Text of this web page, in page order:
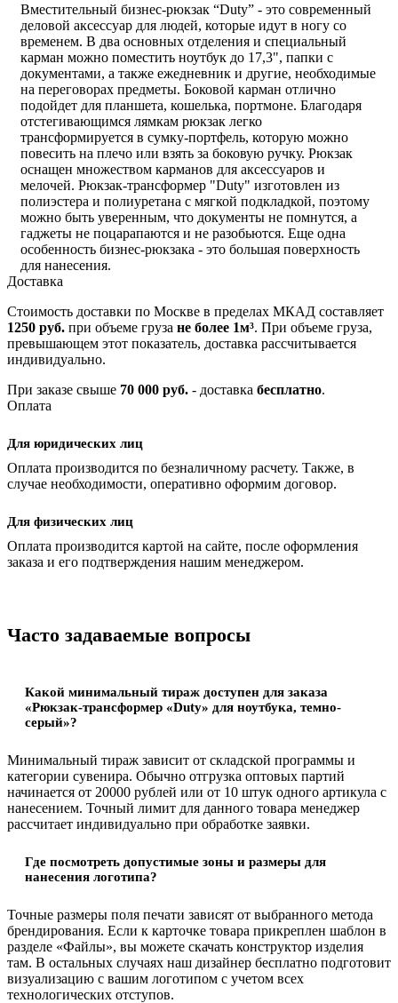
Вместительный бизнес-рюкзак “Duty” - это современный
деловой аксессуар для людей, которые идут в ногу со
временем. В два основных отделения и специальный
карман можно поместить ноутбук до 17,3", папки с
документами, а также ежедневник и другие, необходимые
на переговорах предметы. Боковой карман отлично
подойдет для планшета, кошелька, портмоне. Благодаря
отстегивающимся лямкам рюкзак легко
трансформируется в сумку-портфель, которую можно
повесить на плечо или взять за боковую ручку. Рюкзак
оснащен множеством карманов для аксессуаров и
мелочей. Рюкзак-трансформер "Duty" изготовлен из
полиэстера и полиуретана с мягкой подкладкой, поэтому
можно быть уверенным, что документы не помнутся, а
гаджеты не поцарапаются и не разобьются. Еще одна
особенность бизнес-рюкзака - это большая поверхность
для нанесения.
Доставка
Стоимость доставки по Москве в пределах МКАД составляет
1250 руб. при объеме груза не более 1м³. При объеме груза,
превышающем этот показатель, доставка рассчитывается
индивидуально.
При заказе свыше 70 000 руб. - доставка бесплатно.
Оплата
Для юридических лиц
Оплата производится по безналичному расчету. Также, в
случае необходимости, оперативно оформим договор.
Для физических лиц
Оплата производится картой на сайте, после оформления
заказа и его подтверждения нашим менеджером.
Часто задаваемые вопросы
Какой минимальный тираж доступен для заказа
«Рюкзак-трансформер «Duty» для ноутбука, темно-
серый»?
Минимальный тираж зависит от складской программы и
категории сувенира. Обычно отгрузка оптовых партий
начинается от 20000 рублей или от 10 штук одного артикула с
нанесением. Точный лимит для данного товара менеджер
рассчитает индивидуально при обработке заявки.
Где посмотреть допустимые зоны и размеры для
нанесения логотипа?
Точные размеры поля печати зависят от выбранного метода
брендирования. Если к карточке товара прикреплен шаблон в
разделе «Файлы», вы можете скачать конструктор изделия
там. В остальных случаях наш дизайнер бесплатно подготовит
визуализацию с вашим логотипом с учетом всех
технологических отступов.